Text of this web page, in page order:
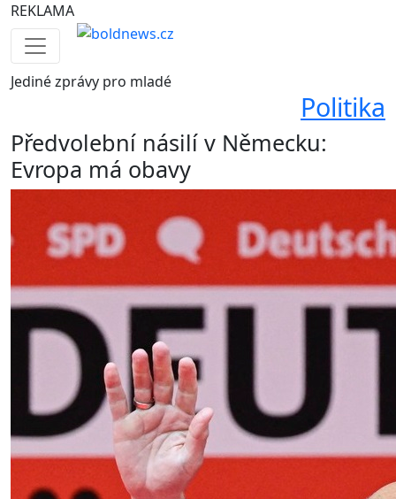
REKLAMA
Jedinézprávy pro mladé
Politika
Předvolební násilí v Německu:
Evropa má obavy